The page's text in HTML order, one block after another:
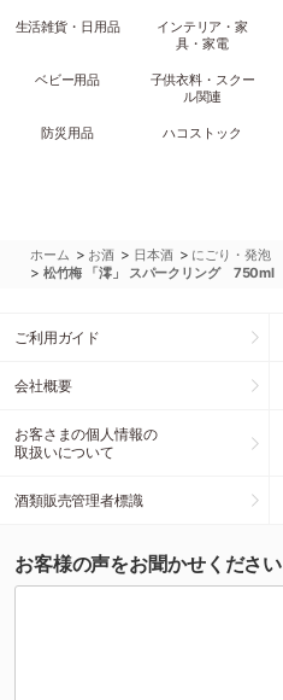
生活雑貨・日用品
インテリア・家
具・家電
ベビー用品
子供衣料・スクー
ル関連
防災用品 ハコストック
ホーム > お酒 > 日本酒 > にごり・発泡
> 松竹梅 「澪」 スパークリング 750ml
ご利用ガイド
会社概要
お客さまの個人情報の
取扱いについて
酒類販売管理者標識
お客様の声をお聞かせください